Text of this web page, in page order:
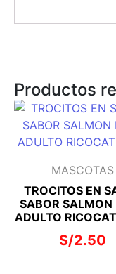
Productos
MASCOTAS
TROCITOS EN
SABOR SALMON
ADULTO
S/2.50